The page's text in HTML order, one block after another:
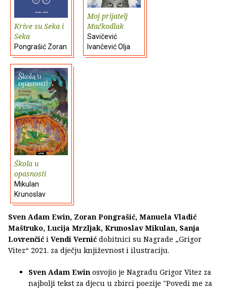
Krive su Seka i
Seka
Pongrašić Zoran
Moj prijatelj
Mačkodlak
Savičević
Ivančević Olja
Škola u
opasnosti
Mikulan
Krunoslav
Sven Adam Ewin, Zoran Pongrašić, Manuela Vladić
Maštruko, Lucija Mrzljak, Krunoslav Mikulan, Sanja
Lovrenčić i Vendi Vernić dobitnici su Nagrade „Grigor
Vitez“ 2021. za dječju književnost i ilustraciju.
Sven Adam Ewin osvojio je Nagradu Grigor Vitez za
najbolji tekst za djecu u zbirci poezije "Povedi me za